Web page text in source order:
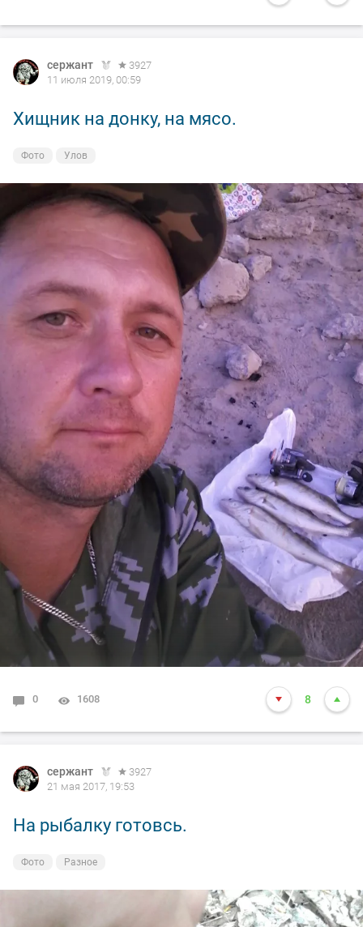
сержант
3927
11 июля 2019, 00:59
Хищник на донку, на мясо.
Фото Улов
0 1608 8
сержант
3927
21 мая 2017, 19:53
На рыбалку готовсь.
Фото Разное